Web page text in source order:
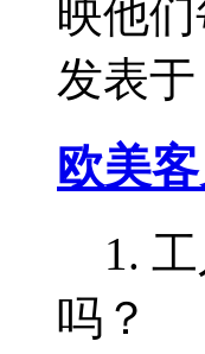
映他
发表于
欧美
1. 工
吗？